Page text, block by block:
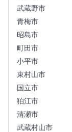
武蔵野市
青梅市
昭島市
町田市
小平市
東村山市
国立市
狛江市
清瀬市
武蔵村山市